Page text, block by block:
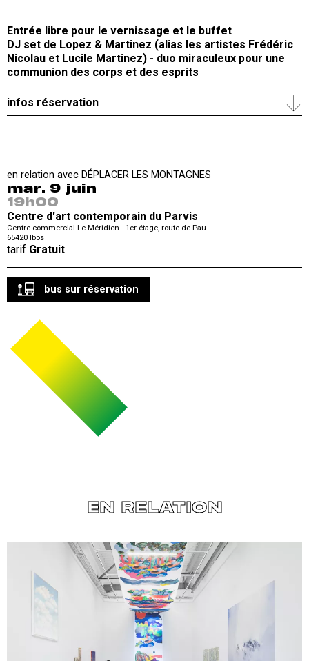
en relation avec DÉPLACER LES MONTAGNES
mar. 9 juin
19h00
Centre d'art contemporain du Parvis
Centre commercial Le Méridien - 1er étage, route de Pau
65420
Ibos
tarif Gratuit
bus sur réservation
Entrée libre pour le vernissage et le buffet
DJ set de Lopez & Martinez (alias les artistes Frédéric
Nicolau et Lucile Martinez) - duo miraculeux pour une
communion des corps et des esprits
infos réservation
EN RELATION